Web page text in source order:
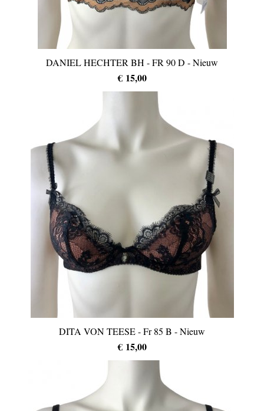
DANIEL HECHTER BH - FR 90 D - Nieuw
€ 15,00
DITA VON TEESE - Fr 85 B - Nieuw
€ 15,00